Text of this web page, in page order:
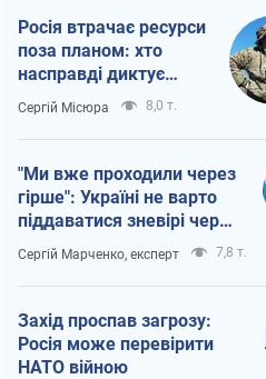
Росія втрачає ресурси
поза планом: хто
насправді диктує
темп війни
Сергій Місюра 8,0 т.
"Ми вже проходили через
гірше": Україні не варто
піддаватися зневірі через
ракетний терор
Сергій Марченко, експерт 7,8 т.
Захід проспав загрозу:
Росія може перевірити
НАТО війною